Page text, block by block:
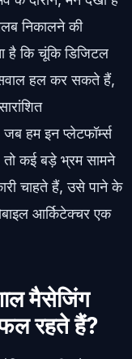
निकालने की
कि चूंकि डिजिटल
हल कर सकते हैं,
हम इन प्लेटफॉर्म्स
कई बड़े भ्रम सामने
चाहते हैं, उसे पाने के
आर्किटेक्चर एक
मैसेजिंग
रहते हैं?